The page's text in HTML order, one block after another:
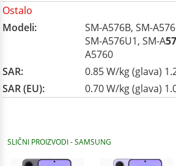
Ostalo
Modeli:
SM-A576B, SM-
SM-A576U1, SM-A
A5760
SAR:
0.85 W/kg (glava)
SAR (EU):
0.70 W/kg (glava)
SLIČNI PROIZVODI - SAMSUNG